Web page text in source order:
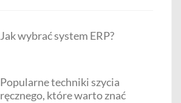
Jak wybrać system ERP?
Popularne techniki szycia
ręcznego, które warto znać